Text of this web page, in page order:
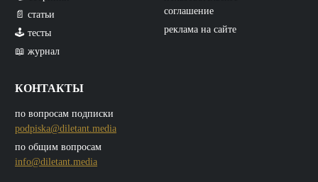
📄 статьи
🕹️ тесты
📖 журнал
КОНТАКТЫ
по вопросам подписки
podpiska@diletant.media
по общим вопросам
info@diletant.media
соглашение
реклама на сайте